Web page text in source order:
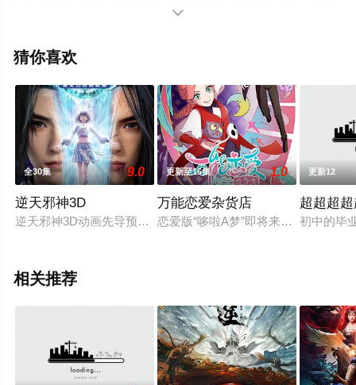
免费观看高清未删减完整版动漫全集就上星辰电影网，更
解。

猜你喜欢
全30集 9.0
逆天邪神3D
逆天邪神3D动画先导预告上线！掌天毒之珠，承邪神之血，修
更新至16集 1.0
万能恋爱杂货店
恋爱版“哆啦A梦”即将来袭！魔女店
更新12
超超超
初中的毕
相关推荐